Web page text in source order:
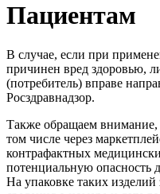
Пациентам
В случае, если при
причинен вред здоровью,
(потребитель) вправе
Росздравнадзор.
Также обращаем внимание,
том числе через
контрафактных
потенциальную опасность
На упаковке таких